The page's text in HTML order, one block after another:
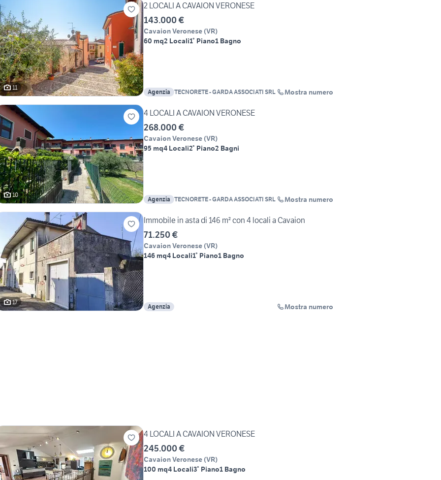
11
2 LOCALI A CAVAION VERONESE
143.000 €
Cavaion Veronese (VR)
60 mq2 Locali1° Piano1 Bagno
Agenzia TECNORETE - GARDA ASSOCIATI SRL Mostra numero
10
4 LOCALI A CAVAION VERONESE
268.000 €
Cavaion Veronese (VR)
95 mq4 Locali2° Piano2 Bagni
Agenzia TECNORETE - GARDA ASSOCIATI SRL Mostra numero
17
Immobile in asta di 146 m² con 4 locali a Cavaion
71.250 €
Cavaion Veronese (VR)
146 mq4 Locali1° Piano1 Bagno
Agenzia Mostra numero
4 LOCALI A CAVAION VERONESE
245.000 €
Cavaion Veronese (VR)
100 mq4 Locali3° Piano1 Bagno